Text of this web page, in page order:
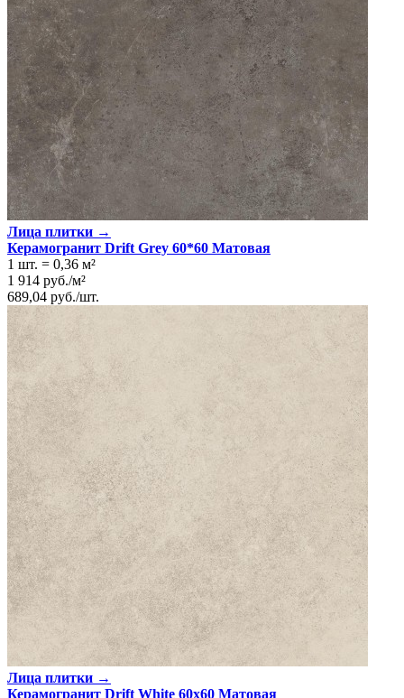
Лица плитки →
Керамогранит Drift Grey 60*60 Матовая
1 шт. = 0,36 м²
1 914 руб./м²
689,04 руб./шт.
Лица плитки →
Керамогранит Drift White 60x60 Матовая